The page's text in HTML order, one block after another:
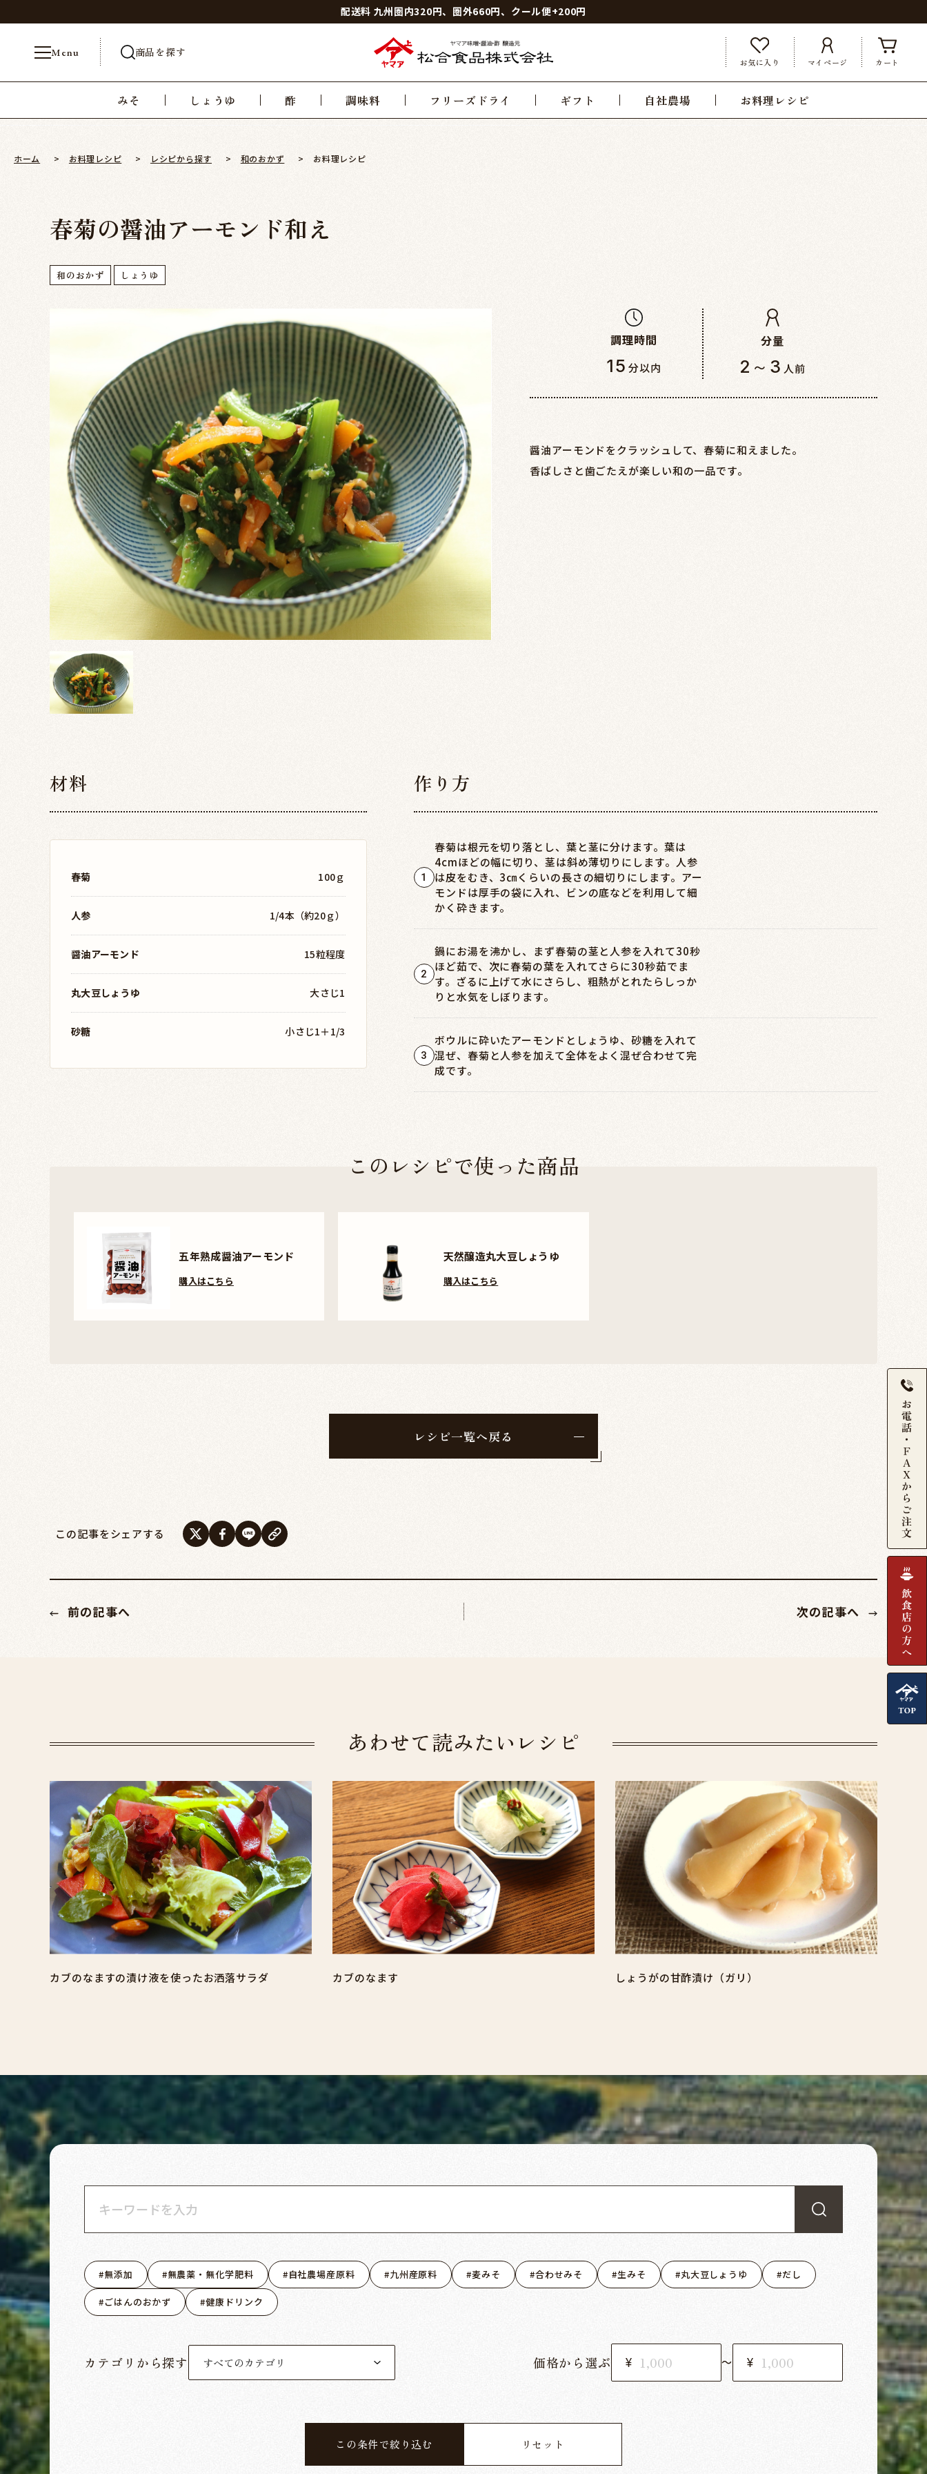
配送料 九州圏内320円、圏外660円、クール便+200円
Menu 商品を探す
お気に入り マイページ カート
みそ しょうゆ 酢 調味料 フリーズドライ ギフト 自社農場 お料理レシピ
ホーム > お料理レシピ > レシピから探す > 和のおかず > お料理レシピ
春菊の醤油アーモンド和え
和のおかず しょうゆ
調理時間
15 分以内
分量
2～3 人前
醤油アーモンドをクラッシュして、春菊に和えました。
香ばしさと歯ごたえが楽しい和の一品です。
材料
春菊 100ｇ
人参 1/4本（約20ｇ）
醤油アーモンド 15粒程度
丸大豆しょうゆ 大さじ1
砂糖 小さじ1＋1/3
作り方
1
春菊は根元を切り落とし、葉と茎に分けます。葉は
4cmほどの幅に切り、茎は斜め薄切りにします。人参
は皮をむき、3㎝くらいの長さの細切りにします。アー
モンドは厚手の袋に入れ、ビンの底などを利用して細
かく砕きます。
2
鍋にお湯を沸かし、まず春菊の茎と人参を入れて30秒
ほど茹で、次に春菊の葉を入れてさらに30秒茹でま
す。ざるに上げて水にさらし、粗熱がとれたらしっか
りと水気をしぼります。
3
ボウルに砕いたアーモンドとしょうゆ、砂糖を入れて
混ぜ、春菊と人参を加えて全体をよく混ぜ合わせて完
成です。
このレシピで使った商品
五年熟成醤油アーモンド
購入はこちら
天然醸造丸大豆しょうゆ
購入はこちら
レシピ一覧へ戻る
この記事をシェアする
前の記事へ 次の記事へ
あわせて読みたいレシピ
カブのなますの漬け液を使ったお洒落サラダ カブのなます しょうがの甘酢漬け（ガリ）
無添加 無農薬・無化学肥料 自社農場産原料 九州産原料 麦みそ 合わせみそ 生みそ 丸大豆しょうゆ だし
ごはんのおかず 健康ドリンク
カテゴリから探す 価格から選ぶ 〜
この条件で絞り込む リセット